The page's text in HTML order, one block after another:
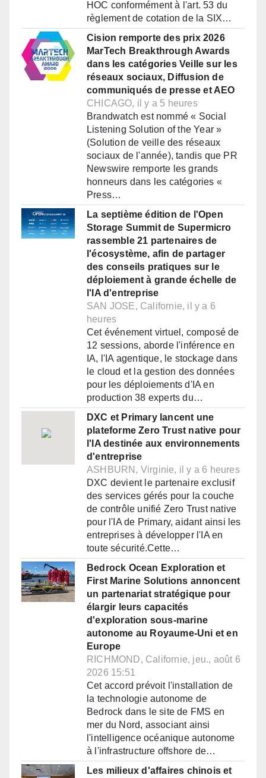
HOC conformément à l'art. 53 du
règlement de cotation de la SIX…
Cision remporte des prix 2026
MarTech Breakthrough Awards
dans les catégories Veille sur les
réseaux sociaux, Diffusion de
communiqués de presse et AEO
CHICAGO, il y a 5 heures
Brandwatch est nommé « Social
Listening Solution of the Year »
(Solution de veille des réseaux
sociaux de l'année), tandis que PR
Newswire remporte les grands
honneurs dans les catégories «
Press…
La septième édition de l'Open
Storage Summit de Supermicro
rassemble 21 partenaires de
l'écosystème, afin de partager
des conseils pratiques sur le
déploiement à grande échelle de
l'IA d'entreprise
SAN JOSE, Californie, il y a 6
heures
Cet événement virtuel, composé de
12 sessions, aborde l'inférence en
IA, l'IA agentique, le stockage dans
le cloud et la gestion des données
pour les déploiements d'IA en
production 38 experts du…
DXC et Primary lancent une
plateforme Zero Trust native pour
l'IA destinée aux environnements
d'entreprise
ASHBURN, Virginie, il y a 6 heures
DXC devient le partenaire exclusif
des services gérés pour la couche
de contrôle unifié Zero Trust native
pour l'IA de Primary, aidant ainsi les
entreprises à développer l'IA en
toute sécurité.Cette…
Bedrock Ocean Exploration et
First Marine Solutions annoncent
un partenariat stratégique pour
élargir leurs capacités
d'exploration sous-marine
autonome au Royaume-Uni et en
Europe
RICHMOND, Californie, jeu., août 6
2026 15:51
Cet accord prévoit l'installation de
la technologie autonome de
Bedrock dans le site de FMS en
mer du Nord, associant ainsi
l'intelligence océanique autonome
à l'infrastructure offshore de…
Les milieux d'affaires chinois et